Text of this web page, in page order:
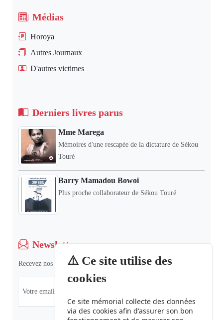
⚠️ Ce site utilise des
cookies
Ce site mémorial collecte des données
via des cookies afin d'assurer son bon
Médias
Horoya
Autres Journaux
D'autres victimes
Derniers livres parus
Mme Marega
Mémoires d'une rescapée de la dictature de Sékou
Touré
Barry Mamadou Bowoi
Plus proche collaborateur de Sékou Touré
Newsletter
Recevez nos dernières informations et actualités.